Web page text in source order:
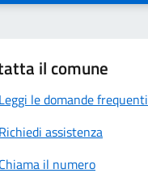
il comune
Leggi le domande frequenti
Richiedi assistenza
Chiama il numero